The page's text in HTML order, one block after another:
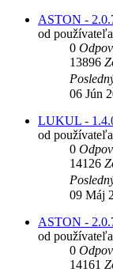
ASTON -
od používateľa
0
13896
06 Jún
LUKUL -
od používateľa
0
14126
09 Máj
ASTON -
od používateľa
0
14161